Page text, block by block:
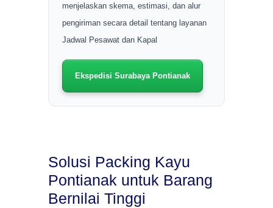
menjelaskan skema, estimasi, dan alur
pengiriman secara detail tentang layanan
Jadwal Pesawat dan Kapal
Ekspedisi Surabaya Pontianak
Solusi Packing Kayu
Pontianak untuk Barang
Bernilai Tinggi